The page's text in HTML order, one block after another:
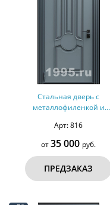
Стальная дверь с
металлофиленкой и
7011 (тип №1)
Арт: 816
от35 000 руб.
ПРЕДЗАКАЗ